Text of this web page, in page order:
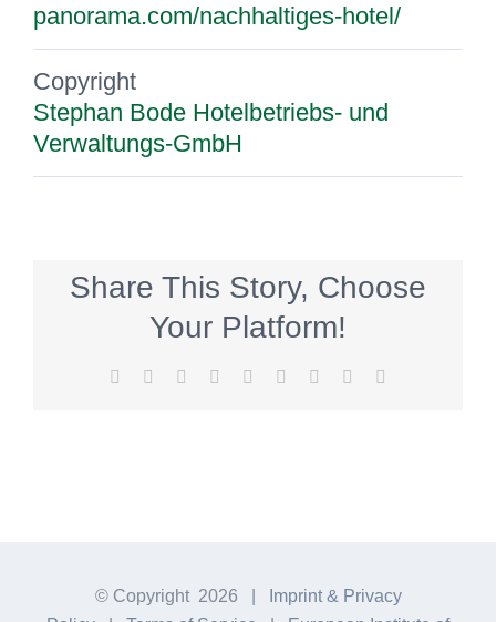
panorama.com/nachhaltiges-hotel/
Copyright
Stephan Bode Hotelbetriebs- und
Verwaltungs-GmbH
Share This Story, Choose
Your Platform!
Facebook
TwitterReddit LinkedInWhatsApp
TumblrPinterest
© Copyright 2026 |
Imprint & Privacy